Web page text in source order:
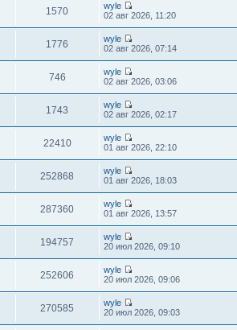
1570
wyle
02 авг 2026, 11:20
1776
wyle
02 авг 2026, 07:14
746
wyle
02 авг 2026, 03:06
1743
wyle
02 авг 2026, 02:17
22410
wyle
01 авг 2026, 22:10
252868
wyle
01 авг 2026, 18:03
287360
wyle
01 авг 2026, 13:57
194757
wyle
20 июл 2026, 09:10
252606
wyle
20 июл 2026, 09:06
270585
wyle
20 июл 2026, 09:03